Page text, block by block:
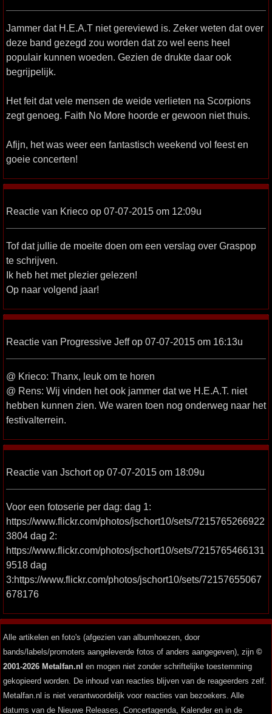
Jammer dat H.E.A.T niet gereviewd is. Zeker weten dat over
deze band gezegd zou worden dat zo wel eens heel
populair kunnen woeden. Gezien de drukte daar ook
begrijpelijk.
Het feit dat vele mensen de weide verlieten na Scorpions
zegt genoeg. Faith No More hoorde er gewoon niet thuis.
Afijn, het was weer een fantastisch weekend vol feest en
goeie concerten!
Reactie van Krieco op 07-07-2015 om 12:09u
Tof dat jullie de moeite doen om een verslag over Graspop
te schrijven.
Ik heb het met plezier gelezen!
Op naar volgend jaar!
Reactie van Progressive Jeff op 07-07-2015 om 16:13u
@ Krieco: Thanx, leuk om te horen
@ Rens: Wij vinden het ook jammer dat we H.E.A.T. niet
hebben kunnen zien. We waren toen nog onderweg naar het
festivalterrein.
Reactie van Jschort op 07-07-2015 om 18:09u
Voor een fotoserie per dag: dag 1:
https://www.flickr.com/photos/jschort10/sets/7215765266922
3804 dag 2:
https://www.flickr.com/photos/jschort10/sets/7215765466131
9518 dag
3:https://www.flickr.com/photos/jschort10/sets/72157655067
678176
Alle artikelen en foto's (afgezien van albumhoezen, door
bands/labels/promoters aangeleverde fotos of anders aangegeven), zijn ©
2001-2026 Metalfan.nl en mogen niet zonder schriftelijke toestemming
gekopieerd worden. De inhoud van reacties blijven van de reageerders zelf.
Metalfan.nl is niet verantwoordelijk voor reacties van bezoekers. Alle
datums van de Nieuwe Releases, Concertagenda, Kalender en in de